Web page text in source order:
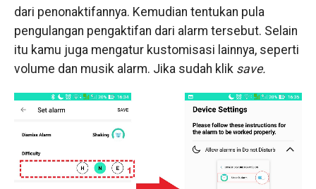
dari penonaktifannya. Kemudian tentukan pula
pengulangan pengaktifan dari alarm tersebut. Selain
itu kamu juga mengatur kustomisasi lainnya, seperti
volume dan musik alarm. Jika sudah klik save.